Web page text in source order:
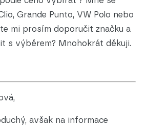
Grande Punto, VW Polo nebo
mi prosím doporučit značku a
s výběrem? Mnohokrát děkuji.
avšak na informace